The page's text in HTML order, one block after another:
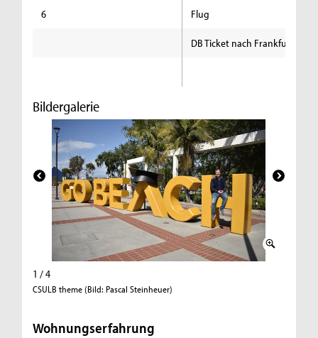
6 Flug
DB Ticket nach Frankfurt
Bildergalerie
1 / 4
CSULB theme (Bild: Pascal Steinheuer)
Wohnungserfahrung